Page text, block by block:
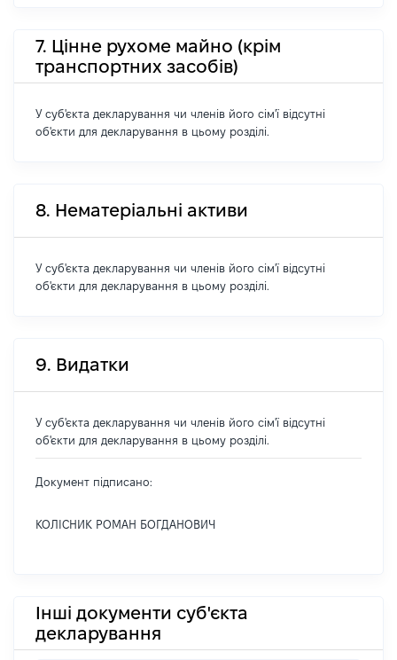
7. Цінне рухоме майно (крім
транспортних засобів)
У суб'єкта декларування чи членів його сім'ї відсутні
об'єкти для декларування в цьому розділі.
8. Нематеріальні активи
У суб'єкта декларування чи членів його сім'ї відсутні
об'єкти для декларування в цьому розділі.
9. Видатки
У суб'єкта декларування чи членів його сім'ї відсутні
об'єкти для декларування в цьому розділі.
Документ підписано:
КОЛІСНИК РОМАН БОГДАНОВИЧ
Інші документи суб'єкта
декларування